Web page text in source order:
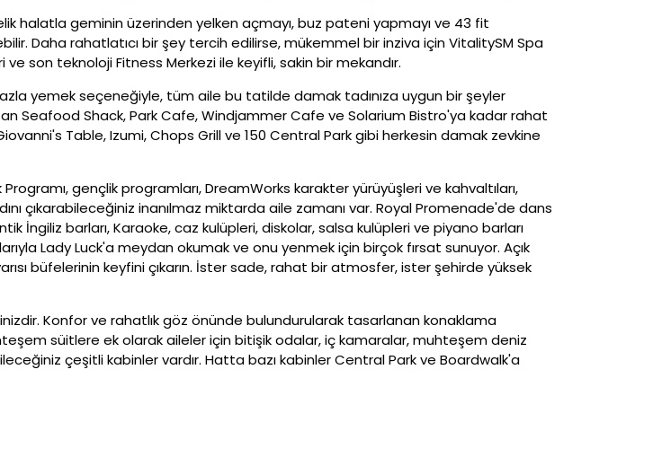
halatla geminin üzerinden yelken açmayı, buz pateni yapmayı ve 43 fit
Daha rahatlatıcı bir şey tercih edilirse, mükemmel bir inziva için VitalitySM Spa
son teknoloji Fitness Merkezi ile keyifli, sakin bir mekandır.
yemek seçeneğiyle, tüm aile bu tatilde damak tadınıza uygun bir şeyler
Seafood Shack, Park Cafe, Windjammer Cafe ve Solarium Bistro'ya kadar rahat
Table, Izumi, Chops Grill ve 150 Central Park gibi herkesin damak zevkine
gençlik programları, DreamWorks karakter yürüyüşleri ve kahvaltıları,
çıkarabileceğiniz inanılmaz miktarda aile zamanı var. Royal Promenade'de dans
İngiliz barları, Karaoke, caz kulüpleri, diskolar, salsa kulüpleri ve piyano barları
Lady Luck'a meydan okumak ve onu yenmek için birçok fırsat sunuyor. Açık
büfelerinin keyfini çıkarın. İster sade, rahat bir atmosfer, ister şehirde yüksek
Konfor ve rahatlık göz önünde bulundurularak tasarlanan konaklama
süitlere ek olarak aileler için bitişik odalar, iç kamaralar, muhteşem deniz
çeşitli kabinler vardır. Hatta bazı kabinler Central Park ve Boardwalk'a